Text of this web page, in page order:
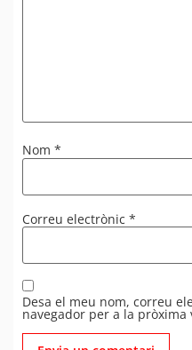
Nom *
Correu electrònic *
Desa el meu nom, correu
navegador per a la pròxima